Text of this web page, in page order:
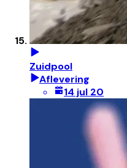
Zuidpool
Aflevering
14 jul 20